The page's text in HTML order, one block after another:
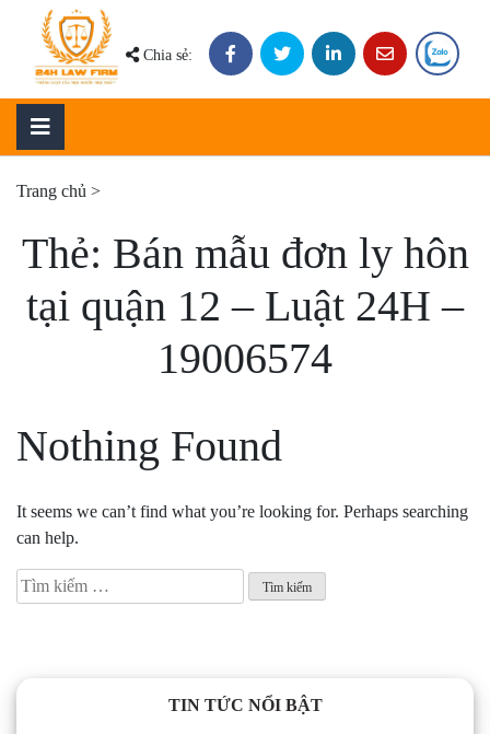
content
Chia sẻ:
Trang chủ >
Thẻ: Bán mẫu đơn ly hôn
tại quận 12 – Luật 24H –
19006574
Nothing Found
It seems we can’t find what you’re looking for. Perhaps searching
can help.
Tìm
kiếm
TIN TỨC NỔI BẬT